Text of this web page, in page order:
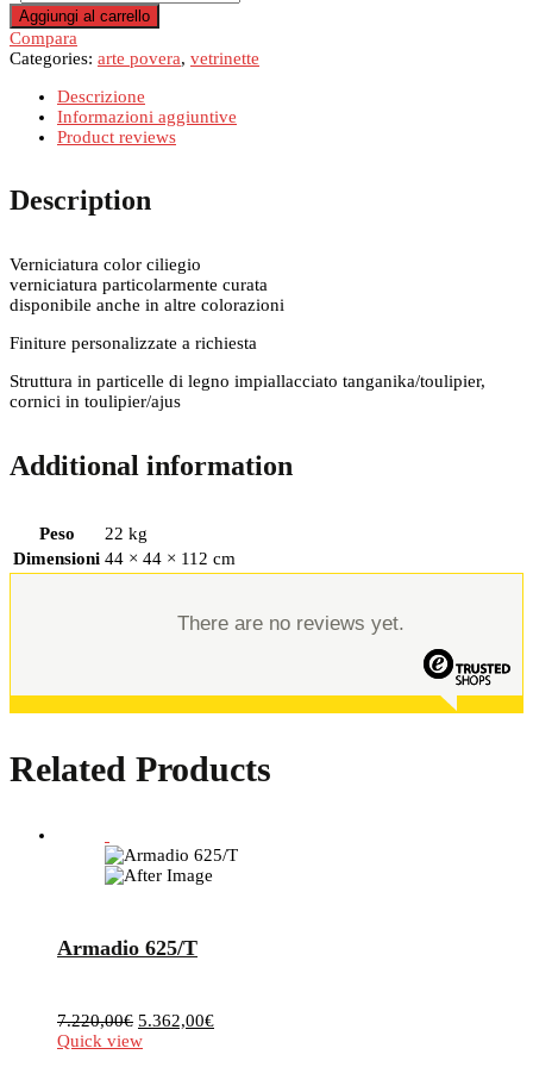
art.
698
quantità
Aggiungi al carrello
Compara
Categories: arte povera, vetrinette
Descrizione
Informazioni aggiuntive
Product reviews
Description
Verniciatura color ciliegio
verniciatura particolarmente curata
disponibile anche in altre colorazioni
Finiture personalizzate a richiesta
Struttura in particelle di legno impiallacciato tanganika/toulipier,
cornici in toulipier/ajus
Additional information
Peso
22 kg
Dimensioni 44 × 44 × 112 cm
There are no reviews yet.
Related Products
Armadio 625/T
7.220,00€ Il
prezzo
5.362,00€Il
Quick view